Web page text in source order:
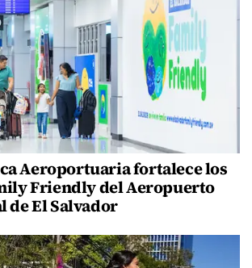
Aeroportuaria fortalece los
Friendly del Aeropuerto
El Salvador